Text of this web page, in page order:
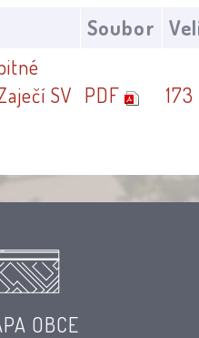
Soubor
SV PDF
OBCE